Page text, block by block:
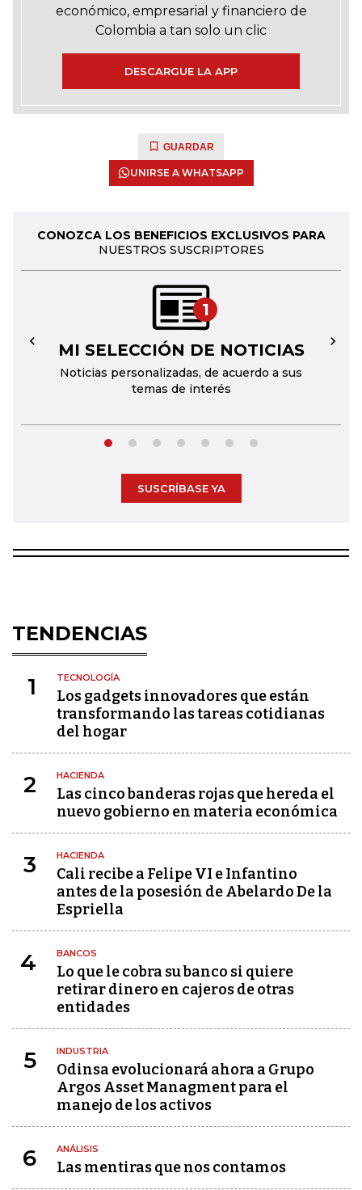
económico, empresarial y financiero de
Colombia a tan solo un clic
DESCARGUE LA APP
GUARDAR
UNIRSE A WHATSAPP
CONOZCA LOS BENEFICIOS EXCLUSIVOS PARA
NUESTROS SUSCRIPTORES
1
MI SELECCIÓN DE NOTICIAS
Noticias personalizadas, de acuerdo a sus
temas de interés
← →
SUSCRÍBASE YA
TENDENCIAS
1 TECNOLOGÍA
Los gadgets innovadores que están
transformando las tareas cotidianas
del hogar
2 HACIENDA
Las cinco banderas rojas que hereda el
nuevo gobierno en materia económica
3 HACIENDA
Cali recibe a Felipe VI e Infantino
antes de la posesión de Abelardo De la
Espriella
4 BANCOS
Lo que le cobra su banco si quiere
retirar dinero en cajeros de otras
entidades
5 INDUSTRIA
Odinsa evolucionará ahora a Grupo
Argos Asset Managment para el
manejo de los activos
6 ANÁLISIS
Las mentiras que nos contamos